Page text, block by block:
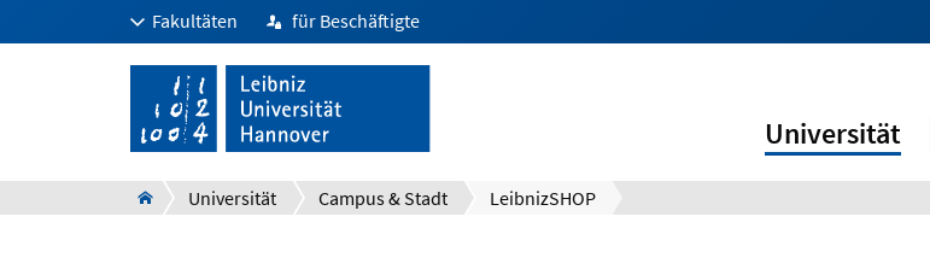
Fakultäten für Beschäftigte
Universität
Universität Campus & Stadt LeibnizSHOP